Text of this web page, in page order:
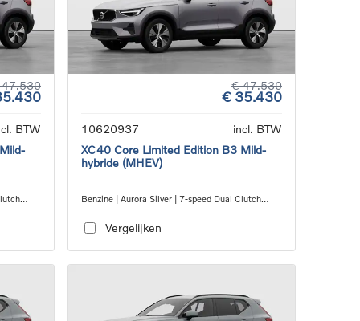
BTW
€ 47.530
€ 35.430
10620937
incl. BTW
XC40 Core Limited Edition B3 Mild-
hybride (MHEV)
Benzine | Aurora Silver | 7-speed Dual Clutch
Vergelijken